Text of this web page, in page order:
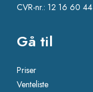
CVR-nr.: 12 16 60 44
Gå til
Priser
Venteliste